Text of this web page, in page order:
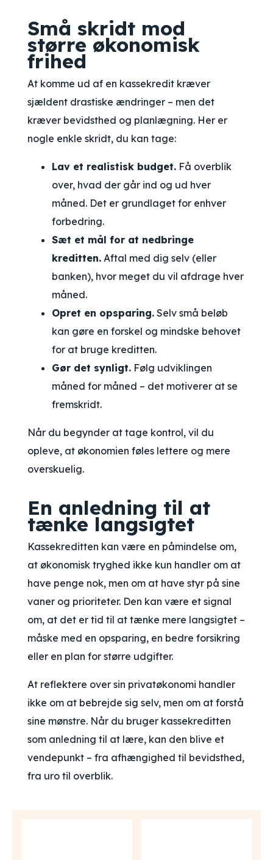
Små skridt mod
større økonomisk
frihed
At komme ud af en kassekredit kræver
sjældent drastiske ændringer – men det
kræver bevidsthed og planlægning. Her er
nogle enkle skridt, du kan tage:
Lav et realistisk budget. Få overblik
over, hvad der går ind og ud hver
måned. Det er grundlaget for enhver
forbedring.
Sæt et mål for at nedbringe
kreditten. Aftal med dig selv (eller
banken), hvor meget du vil afdrage hver
måned.
Opret en opsparing. Selv små beløb
kan gøre en forskel og mindske behovet
for at bruge kreditten.
Gør det synligt. Følg udviklingen
måned for måned – det motiverer at se
fremskridt.
Når du begynder at tage kontrol, vil du
opleve, at økonomien føles lettere og mere
overskuelig.
En anledning til at
tænke langsigtet
Kassekreditten kan være en påmindelse om,
at økonomisk tryghed ikke kun handler om at
have penge nok, men om at have styr på sine
vaner og prioriteter. Den kan være et signal
om, at det er tid til at tænke mere langsigtet –
måske med en opsparing, en bedre forsikring
eller en plan for større udgifter.
At reflektere over sin privatøkonomi handler
ikke om at bebrejde sig selv, men om at forstå
sine mønstre. Når du bruger kassekreditten
som anledning til at lære, kan den blive et
vendepunkt – fra afhængighed til bevidsthed,
fra uro til overblik.